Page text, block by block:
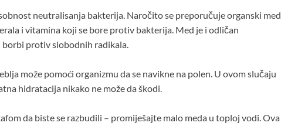
neutralisanja bakterija. Naročito se preporučuje organski med
i vitamina koji se bore protiv bakterija. Med je i odličan
protiv slobodnih radikala.
može pomoći organizmu da se navikne na polen. U ovom slučaju
hidratacija nikako ne može da škodi.
da biste se razbudili – promiješajte malo meda u toploj vodi. Ova